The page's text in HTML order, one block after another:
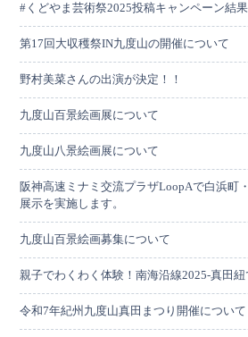
#くどやま芸術祭2025投稿キャンペーン結
第17回大収穫祭IN九度山の開催について
野村美菜さんの出演が決定！！
九度山百景絵画展について
九度山八景絵画展について
阪神高速ミナミ交流プラザLoopAで白浜町
展示を実施します。
九度山百景絵画募集について
親子でわくわく体験！南海沿線2025-真田
令和7年紀州九度山真田まつり開催について